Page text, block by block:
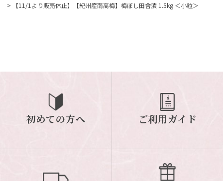
>
【11/1より販売休止】【紀州産南高梅】梅ぼし田舎漬 1.5kg ＜小粒＞
初めての方へ ご利用ガイド